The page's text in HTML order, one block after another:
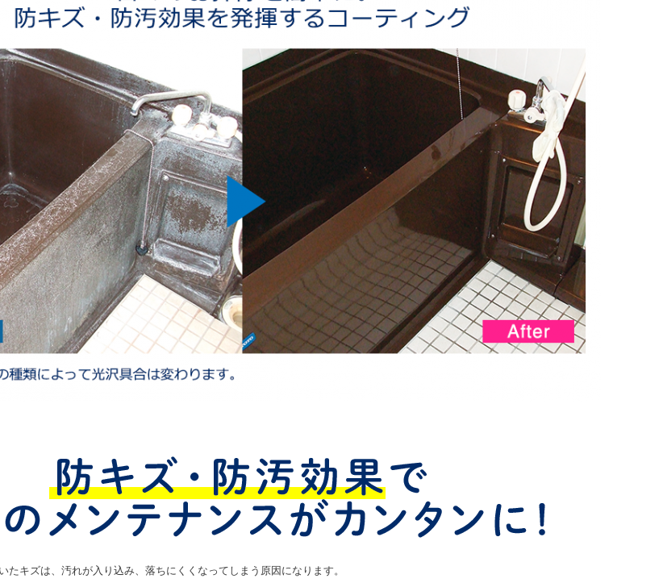
たキズは、汚れが入り込み、落ちにくくなってしまう原因になります。